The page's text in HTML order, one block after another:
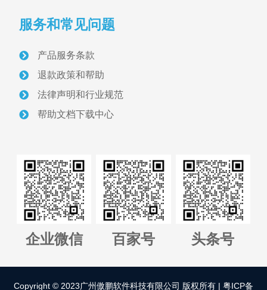
首页
关于我们
智慧砂场建设案例
联系我们
正版软件授权查询
管理平台全国代理招募
服务和常见问题
产品服务条款
退款政策和帮助
法律声明和行业规范
帮助文档下载中心
企业微信 百家号 头条号
Copyright © 2023广州傲鹏软件科技有限公司 版权所有 | 粤ICP备